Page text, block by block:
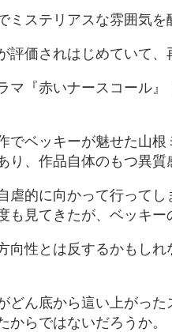
ミステリアスな雰囲気を
評価されはじめていて
マ『赤いナースコール
でベッキーが魅せた山
り、作品自体のもつ異
虐的に向かって行って
も見てきたが、ベッキー
向性とは反するかもし
どん底から這い上がっ
からではないだろうか。